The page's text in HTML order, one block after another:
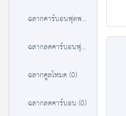
ฉลากคาร์บอนฟุตพริ้นท์ (84)
ฉลากลดคาร์บอนฟุตพริ้นท์ (0)
ฉลากคูลโหมด (0)
ฉลากลดคาร์บอน (0)